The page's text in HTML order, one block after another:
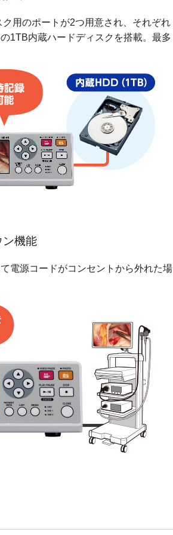
用のポートが2つ用意され、それぞれ
1TB内蔵ハードディスクを搭載。最多
ン機能
電源コードがコンセントから外れた場